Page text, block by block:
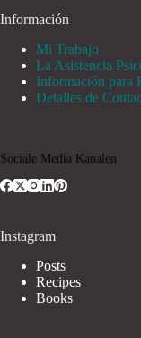
Información
Mi Trabajo
La Asistencia
Información para
Detalles de
Sociale Media Kanalen
Instagram
Posts
Recipes
Books